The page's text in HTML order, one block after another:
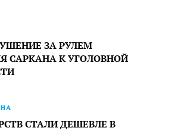
ЗА РУЛЕМ
САРКАНА К УГОЛОВНОЙ
СТАЛИ ДЕШЕВЛЕ В